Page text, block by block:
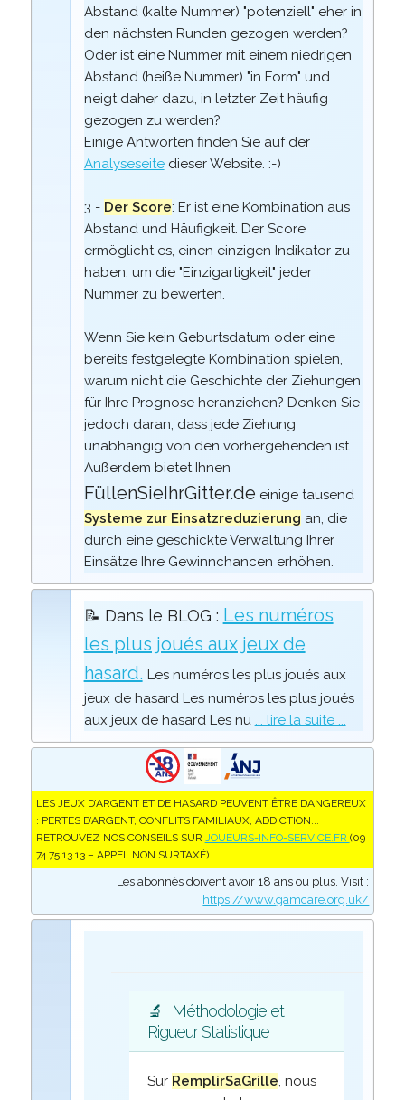
Abstand (kalte Nummer) "potenziell" eher in
den nächsten Runden gezogen werden?
Oder ist eine Nummer mit einem niedrigen
Abstand (heiße Nummer) "in Form" und
neigt daher dazu, in letzter Zeit häufig
gezogen zu werden?
Einige Antworten finden Sie auf der
Analyseseitedieser Website. :-)
3 - Der Score: Er ist eine Kombination aus
Abstand und Häufigkeit. Der Score
ermöglicht es, einen einzigen Indikator zu
haben, um die "Einzigartigkeit" jeder
Nummer zu bewerten.
Wenn Sie kein Geburtsdatum oder eine
bereits festgelegte Kombination spielen,
warum nicht die Geschichte der Ziehungen
für Ihre Prognose heranziehen? Denken Sie
jedoch daran, dass jede Ziehung
unabhängig von den vorhergehenden ist.
Außerdem bietet Ihnen
FüllenSieIhrGitter.de einige tausend
Systeme zur Einsatzreduzierung an, die
durch eine geschickte Verwaltung Ihrer
Einsätze Ihre Gewinnchancen erhöhen.
📝 Dans le BLOG : Les numéros
les plus joués aux jeux de
hasard. Les numéros les plus joués aux
jeux de hasard Les numéros les plus joués
aux jeux de hasard Les nu ... lire la suite ...
LES JEUX D’ARGENT ET DE HASARD PEUVENT ÊTRE DANGEREUX
: PERTES D’ARGENT, CONFLITS FAMILIAUX, ADDICTION...
RETROUVEZ NOS CONSEILS SUR JOUEURS-INFO-SERVICE.FR (09
74 75 13 13 – APPEL NON SURTAXÉ).
Les abonnés doivent avoir 18 ans ou plus. Visit :
https://www.gamcare.org.uk/
🔬
Méthodologie et
Rigueur Statistique
Sur RemplirSaGrille, nous